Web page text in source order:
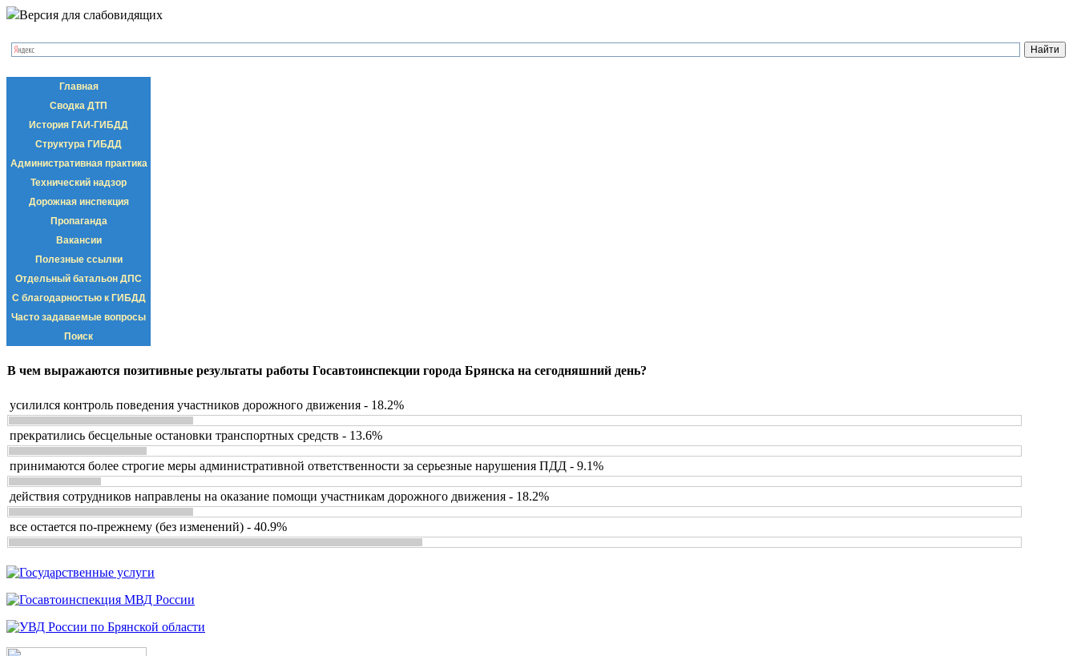
Версия для слабовидящих
Главная
Сводка ДТП
История ГАИ-ГИБДД
Структура ГИБДД
Административная практика
Технический надзор
Дорожная инспекция
Пропаганда
Вакансии
Полезные ссылки
Отдельный батальон ДПС
С благодарностью к ГИБДД
Часто задаваемые вопросы
Поиск
В чем выражаются позитивные результаты работы Госавтоинспекции города Брянска на сегодняшний день?
усилился контроль поведения участников дорожного движения - 18.2%
прекратились бесцельные остановки транспортных средств - 13.6%
принимаются более строгие меры административной ответственности за серьезные нарушения ПДД - 9.1%
действия сотрудников направлены на оказание помощи участникам дорожного движения - 18.2%
все остается по-прежнему (без изменений) - 40.9%